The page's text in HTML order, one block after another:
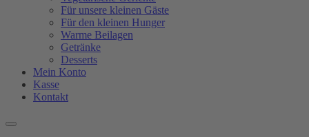
Für unsere kleinen Gäste
Für den kleinen Hunger
Warme Beilagen
Getränke
Desserts
Mein Konto
Kasse
Kontakt